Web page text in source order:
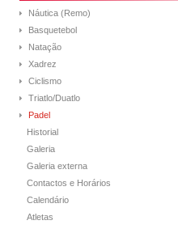
Náutica (Remo)
Basquetebol
Natação
Xadrez
Ciclismo
Triatlo/Duatlo
Padel
Historial
Galeria
Galeria externa
Contactos e Horários
Calendário
Atletas